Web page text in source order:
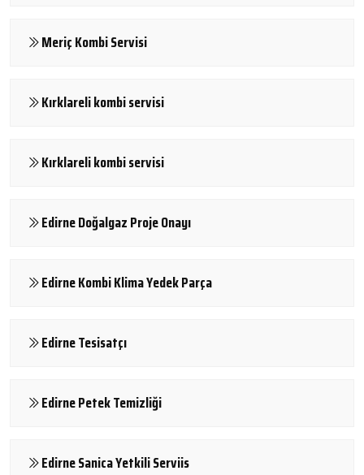
Meriç Kombi Servisi
Kırklareli kombi servisi
Kırklareli kombi servisi
Edirne Doğalgaz Proje Onayı
Edirne Kombi Klima Yedek Parça
Edirne Tesisatçı
Edirne Petek Temizliği
Edirne Sanica Yetkili Serviis